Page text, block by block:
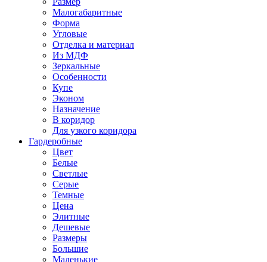
Малогабаритные
Форма
Угловые
Отделка и материал
Из МДФ
Зеркальные
Особенности
Купе
Эконом
Назначение
В коридор
Для узкого коридора
Гардеробные
Цвет
Белые
Светлые
Серые
Темные
Цена
Элитные
Дешевые
Размеры
Большие
Маленькие